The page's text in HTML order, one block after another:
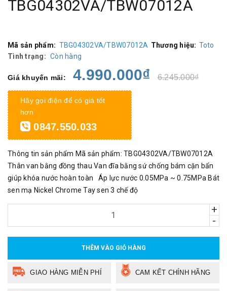
TBG04302VA/TBW07012A
Mã sản phẩm: TBG04302VA/TBW07012A Thương hiệu: Toto
Tình trạng: Còn hàng
Giá khuyến mãi: 4.990.000₫ 6.245.000₫
Hãy gọi điện để có giá tốt
hơn
0847.550.033
Thông tin sản phẩm Mã sản phẩm: TBG04302VA/TBW07012A
Thân van bằng đồng thau Van đĩa bằng sứ chống bám cặn bẩn
giúp khóa nước hoàn toàn Áp lực nước 0.05MPa ~ 0.75MPa Bát
sen mạ Nickel Chrome Tay sen 3 chế độ
+
-
THÊM VÀO GIỎ HÀNG
GIAO HÀNG MIỄN PHÍ CAM KẾT CHÍNH HÃNG